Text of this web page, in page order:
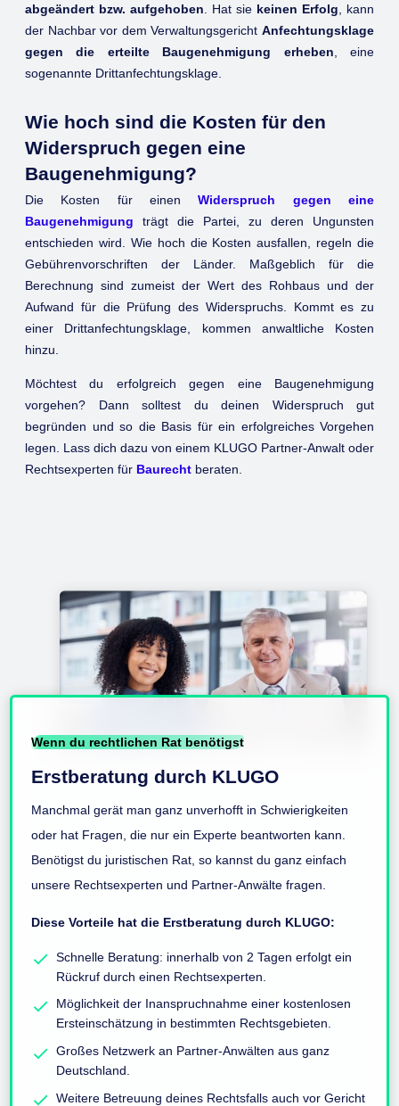
abgeändert bzw. aufgehoben . Hat sie keinen Erfolg , kann
der Nachbar vor dem Verwaltungsgericht Anfechtungsklage
gegen die erteilte Baugenehmigung erheben , eine
sogenannte Drittanfechtungsklage.
Wie hoch sind die Kosten für den
Widerspruch gegen eine
Baugenehmigung?
Die Kosten für einenWiderspruch gegen eine
Baugenehmigung trägt die Partei, zu deren Ungunsten
entschieden wird. Wie hoch die Kosten ausfallen, regeln die
Gebührenvorschriften der Länder. Maßgeblich für die
Berechnung sind zumeist der Wert des Rohbaus und der
Aufwand für die Prüfung des Widerspruchs. Kommt es zu
einer Drittanfechtungsklage, kommen anwaltliche Kosten
hinzu.
Möchtest du erfolgreich gegen eine Baugenehmigung
vorgehen? Dann solltest du deinen Widerspruch gut
begründen und so die Basis für ein erfolgreiches Vorgehen
legen. Lass dich dazu von einem KLUGO Partner-Anwalt oder
Rechtsexperten für Baurecht beraten.
Wenn du rechtlichen Rat benötigst
Erstberatung durch KLUGO
Manchmal gerät man ganz unverhofft in Schwierigkeiten
oder hat Fragen, die nur ein Experte beantworten kann.
Benötigst du juristischen Rat, so kannst du ganz einfach
unsere Rechtsexperten und Partner-Anwälte fragen.
Diese Vorteile hat die Erstberatung durch KLUGO:
Schnelle Beratung: innerhalb von 2 Tagen erfolgt ein
Rückruf durch einen Rechtsexperten.
Möglichkeit der Inanspruchnahme einer kostenlosen
Ersteinschätzung in bestimmten Rechtsgebieten.
Großes Netzwerk an Partner-Anwälten aus ganz
Deutschland.
Weitere Betreuung deines Rechtsfalls auch vor Gericht